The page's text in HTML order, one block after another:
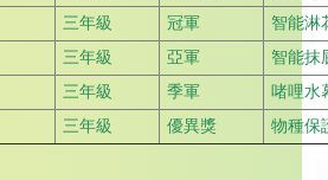
三年級 冠軍
智能淋
三年級 亞軍
智能抹
三年級 季軍
啫哩水
三年級 優異獎 物種保